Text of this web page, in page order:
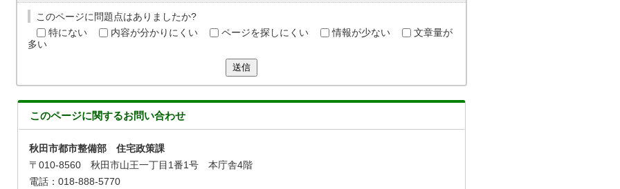
このページに問題点はありましたか?
特にない
内容が分かりにくい ページを探しにくい 情報が少ない
文章量が
多い
送信
このページに関するお問い合わせ
秋田市都市整備部 住宅政策課
〒010-8560 秋田市山王一丁目1番1号 本庁舎4階
電話：018-888-5770